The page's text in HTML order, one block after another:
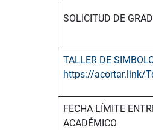
SOLICITUD DE
TALLER DE
https://acortar.link/
FECHA LÍMITE
ACADÉMICO